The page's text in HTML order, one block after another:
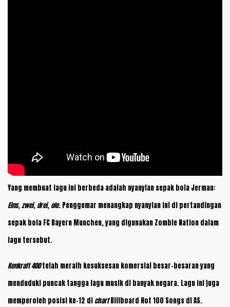
Yang membuat lagu ini berbeda adalah nyanyian sepak bola Jerman:
Eins,zwei, drei, ole. Penggemar menangkap nyanyian ini di pertandingan
sepak bola FC Bayern Munchen, yang digunakan Zombie Nation dalam
lagu tersebut.
Kenkraft 400telah meraih kesuksesan komersial besar-besaran yang
menduduki puncak tangga lagu musik di banyak negara. Lagu ini juga
memperoleh posisi ke-12 di chartBillboard Hot 100 Songs di AS.